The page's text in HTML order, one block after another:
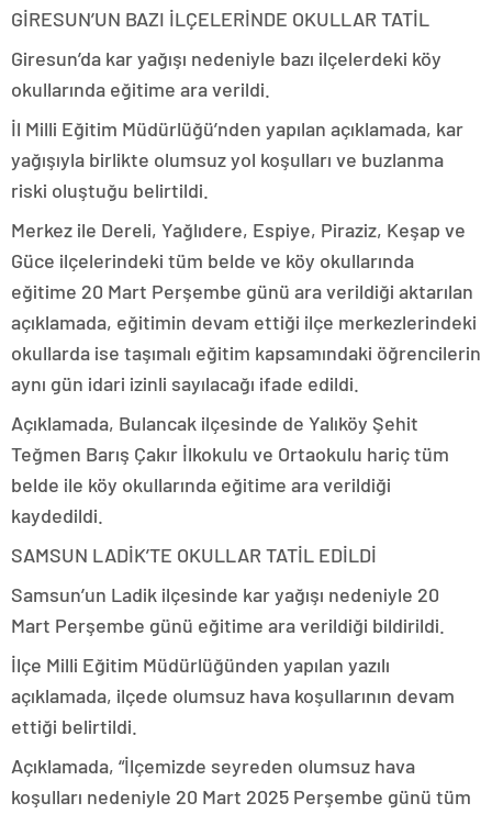
GİRESUN’UN BAZI İLÇELERİNDE OKULLAR TATİL
Giresun’da kar yağışı nedeniyle bazı ilçelerdeki köy
okullarında eğitime ara verildi.
İl Milli Eğitim Müdürlüğü’nden yapılan açıklamada, kar
yağışıyla birlikte olumsuz yol koşulları ve buzlanma
riski oluştuğu belirtildi.
Merkez ile Dereli, Yağlıdere, Espiye, Piraziz, Keşap ve
Güce ilçelerindeki tüm belde ve köy okullarında
eğitime 20 Mart Perşembe günü ara verildiği aktarılan
açıklamada, eğitimin devam ettiği ilçe merkezlerindeki
okullarda ise taşımalı eğitim kapsamındaki öğrencilerin
aynı gün idari izinli sayılacağı ifade edildi.
Açıklamada, Bulancak ilçesinde de Yalıköy Şehit
Teğmen Barış Çakır İlkokulu ve Ortaokulu hariç tüm
belde ile köy okullarında eğitime ara verildiği
kaydedildi.
SAMSUN LADİK’TE OKULLAR TATİL EDİLDİ
Samsun’un Ladik ilçesinde kar yağışı nedeniyle 20
Mart Perşembe günü eğitime ara verildiği bildirildi.
İlçe Milli Eğitim Müdürlüğünden yapılan yazılı
açıklamada, ilçede olumsuz hava koşullarının devam
ettiği belirtildi.
Açıklamada, “İlçemizde seyreden olumsuz hava
koşulları nedeniyle 20 Mart 2025 Perşembe günü tüm